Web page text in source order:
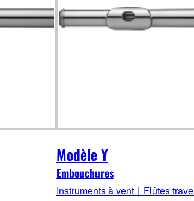
Modèle Y
Embouchures
Instruments à vent｜Flûtes